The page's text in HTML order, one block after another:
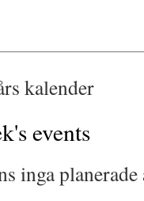
kalender
events
inga